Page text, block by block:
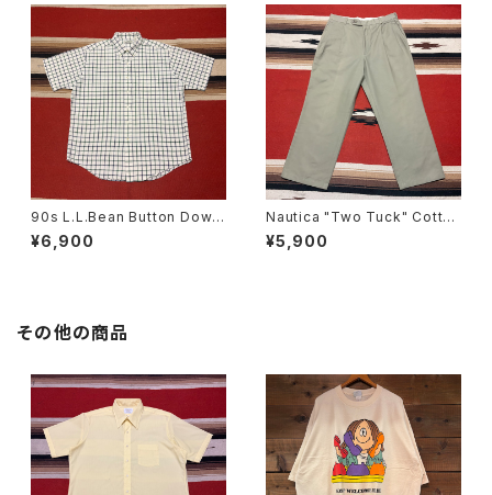
90s L.L.Bean Button Down
Short Sleeve Check Shirt s
ize L
¥6,900
Nautica "Two Tuck" Cotton
Trousers W33
¥5,900
その他の商品